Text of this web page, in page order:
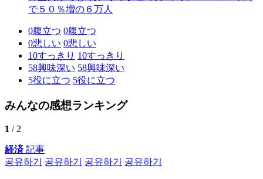
で５０％増の６万人
0腹立つ 0腹立つ
0悲しい 0悲しい
10すっきり 10すっきり
58興味深い 58興味深い
5役に立つ 5役に立つ
みんなの感想ランキング
1 / 2
経済記事
공유하기
공유하기 공유하기 공유하기